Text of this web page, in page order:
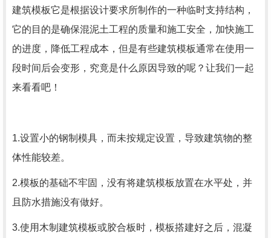
建筑模板它是根据设计要求所制作的一种临时支持结构，
它的目的是确保混泥土工程的质量和施工安全，加快施工
的进度，降低工程成本，但是有些建筑模板通常在使用一
段时间后会变形，究竟是什么原因导致的呢？让我们一起
来看看吧！
1.设置小的钢制模具，而未按规定设置，导致建筑物的整
体性能较差。
2.模板的基础不牢固，没有将建筑模板放置在水平处，并
且防水措施没有做好。
3.使用木制建筑模板或胶合板时，模板搭建好之后，混凝